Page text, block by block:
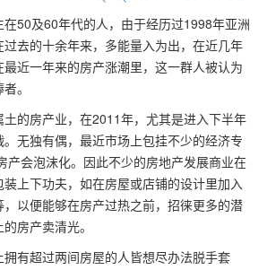
50及60年代的人，由于经历过1998年亚洲
去的十余年来，多能量入为出，在近几年
近一年来的房产涨潮里，这一群人被认为
。
的房产业，在2011年，尤其是进入下半年
无独有偶，最近市场上包挂不少的经济专
产会泡沫化。因此不少的房地产发展商业在
上下功夫，如在房屋或店铺的设计里加入
以便能够在房产过热之前，招徕更多的潜
房产卖清光。
有超过两间房屋的人皆想尽办法脱手套